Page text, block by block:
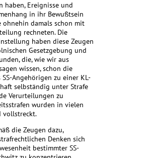
haben, Ereignisse und
in ihr Bewußtsein
ohnehin damals schon mit
rechneten. Die
haben diese Zeugen
Gesetzgebung und
die, wie wir aus
wissen, schon die
Angehörigen zu einer KL-
selbständig unter Strafe
Verurteilungen zu
wurden in vielen
vollstreckt.
die Zeugen dazu,
Denken sich
bestimmter SS-